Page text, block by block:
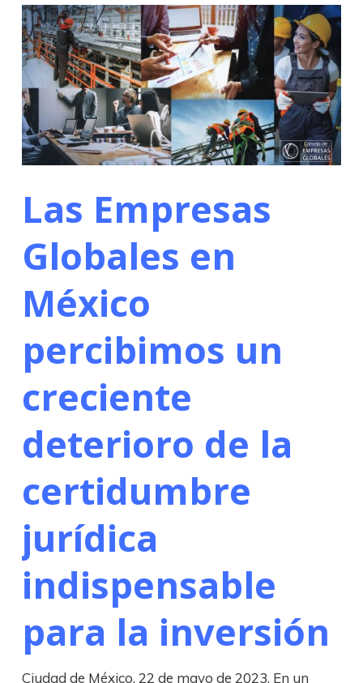
Las Empresas
Globales en
México
percibimos un
creciente
deterioro de la
certidumbre
jurídica
indispensable
para la inversión
Ciudad de México, 22 de mayo de 2023. En un